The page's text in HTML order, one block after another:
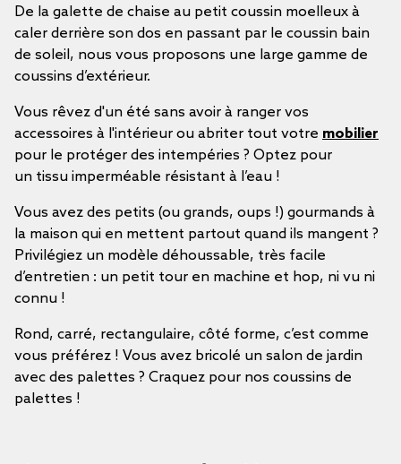
De la galette de chaise au petit coussin moelleux à
caler derrière son dos en passant par le coussin bain
de soleil, nous vous proposons une large gamme de
coussins d’extérieur.
Vous rêvez d'un été sans avoir à ranger vos
accessoires à l'intérieur ou abriter tout votre mobilier
pour le protéger des intempéries ? Optez pour
un tissu imperméable résistant à l’eau !
Vous avez des petits (ou grands, oups !) gourmands à
la maison qui en mettent partout quand ils mangent ?
Privilégiez un modèle déhoussable, très facile
d’entretien : un petit tour en machine et hop, ni vu ni
connu !
Rond, carré, rectangulaire, côté forme, c’est comme
vous préférez ! Vous avez bricolé un salon de jardin
avec des palettes ? Craquez pour nos coussins de
palettes !